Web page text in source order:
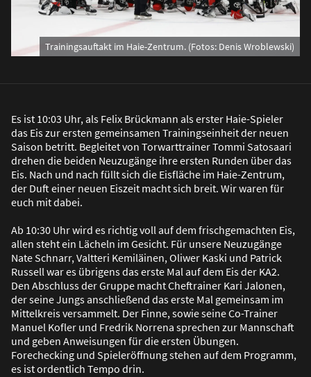
Trainingsauftakt im Haie-Zentrum. (Fotos: Denis Wroblewski)
Es ist 10:03 Uhr, als Felix Brückmann als erster Haie-Spieler
das Eis zur ersten gemeinsamen Trainingseinheit der neuen
Saison betritt. Begleitet von Torwarttrainer Tommi Satosaari
drehen die beiden Neuzugänge ihre ersten Runden über das
Eis. Nach und nach füllt sich die Eisfläche im Haie-Zentrum,
der Duft einer neuen Eiszeit macht sich breit. Wir waren für
euch mit dabei.
Ab 10:30 Uhr wird es richtig voll auf dem frischgemachten Eis,
allen steht ein Lächeln im Gesicht. Für unsere Neuzugänge
Nate Schnarr, Valtteri Kemiläinen, Oliwer Kaski und Patrick
Russell war es übrigens das erste Mal auf dem Eis der KA2.
Den Abschluss der Gruppe macht Cheftrainer Kari Jalonen,
der seine Jungs anschließend das erste Mal gemeinsam im
Mittelkreis versammelt. Der Finne, sowie seine Co-Trainer
Manuel Kofler und Fredrik Norrena sprechen zur Mannschaft
und geben Anweisungen für die ersten Übungen.
Forechecking und Spieleröffnung stehen auf dem Programm,
es ist ordentlich Tempo drin.